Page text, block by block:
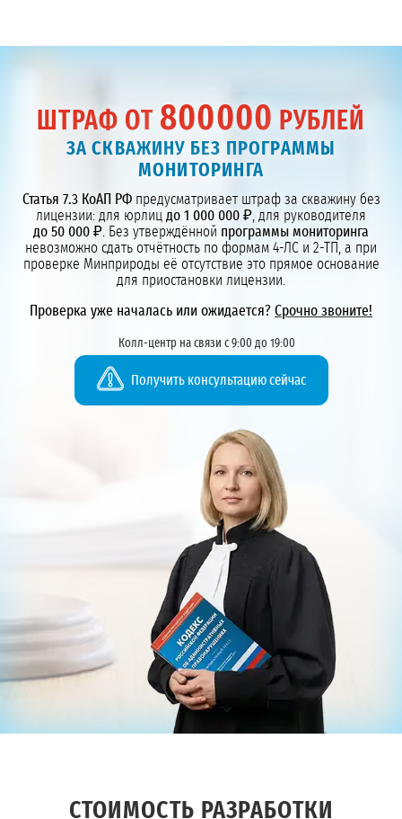
ШТРАФ ОТ 800000 РУБЛЕЙ
ЗА СКВАЖИНУ БЕЗ ПРОГРАММЫ
МОНИТОРИНГА
Статья 7.3 КоАП РФпредусматривает штраф за скважину без
лицензии: для юрлиц до 1 000 000 ₽ , для руководителя
до 50 000 ₽ . Без утверждённой программы мониторинга
невозможно сдать отчётность по формам 4-ЛС и 2-ТП, а при
проверке Минприроды её отсутствие это прямое основание
для приостановки лицензии.
Проверка уже началась или ожидается? Срочно звоните!
Колл-центр на связи с 9:00 до 19:00
Получить консультацию сейчас
СТОИМОСТЬ РАЗРАБОТКИ